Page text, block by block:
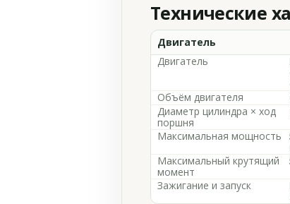
Технические
Двигатель
Двигатель
Объём двигателя
Диаметр цилиндра × ход
поршня
Максимальная мощность
Максимальный крутящий
момент
Зажигание и запуск